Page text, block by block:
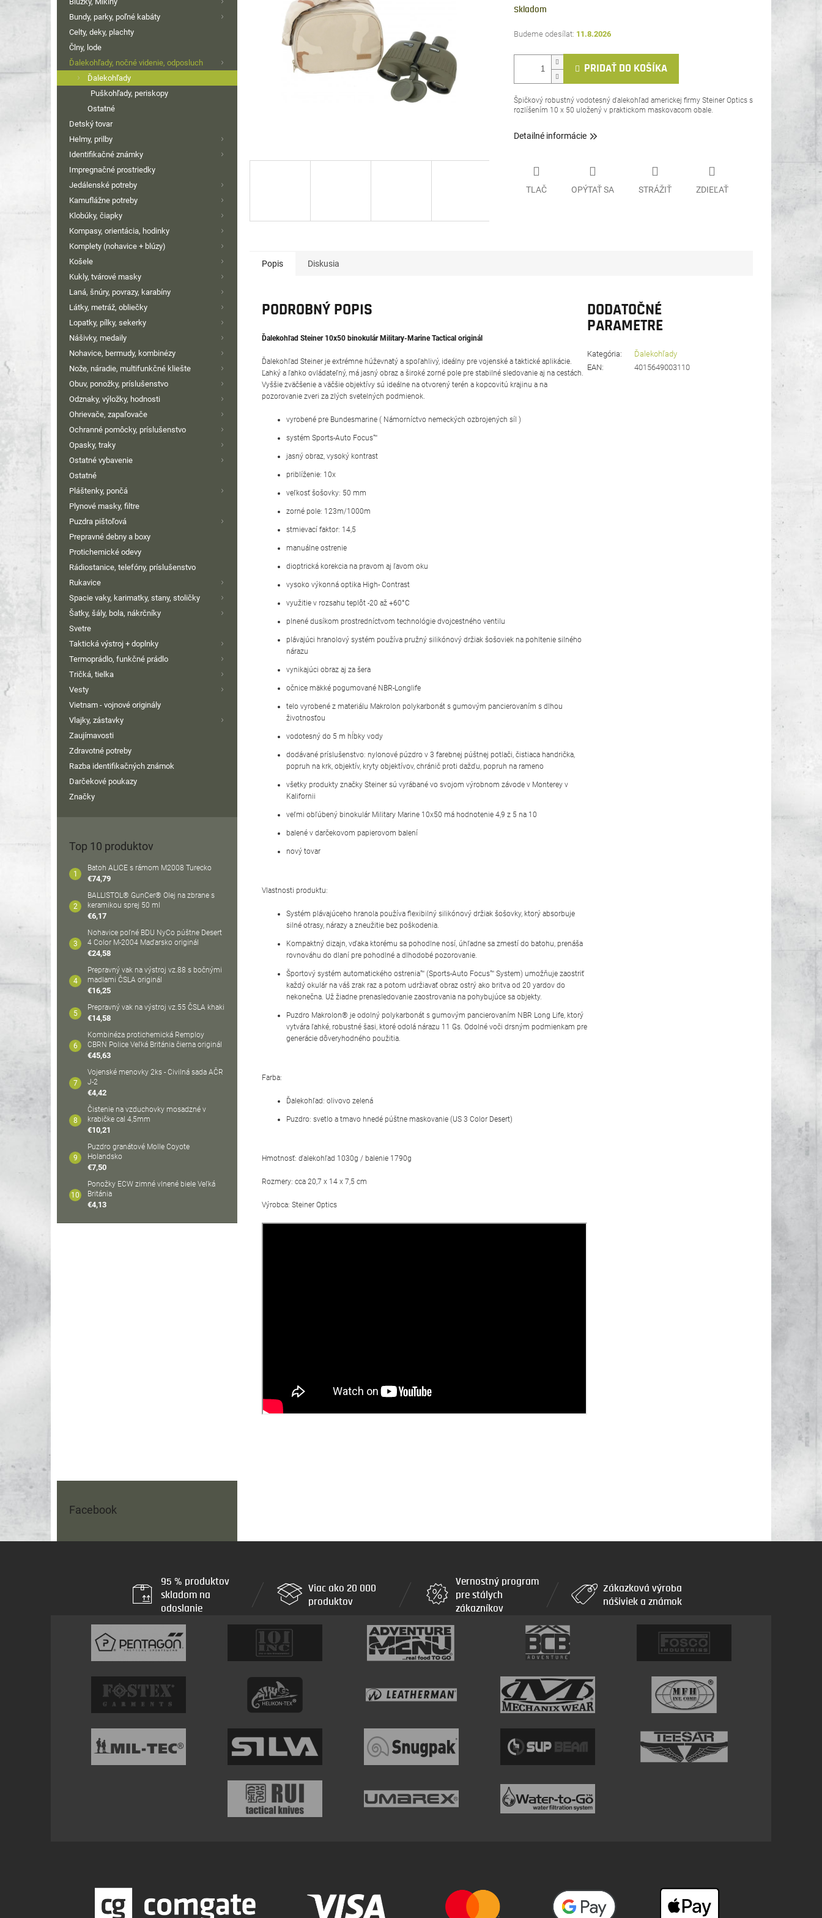
Bundy, parky, poľné kabáty
Celty, deky, plachty
Člny, lode
Ďalekohľady, nočné videnie, odposluch
Ďalekohľady
Puškohľady, periskopy
Ostatné
Detský tovar
Helmy, prilby
Identifikačné známky
Impregnačné prostriedky
Jedálenské potreby
Kamuflážne potreby
Klobúky, čiapky
Kompasy, orientácia, hodinky
Komplety (nohavice + blúzy)
Košele
Kukly, tvárové masky
Laná, šnúry, povrazy, karabíny
Látky, metráž, obliečky
Lopatky, pílky, sekerky
Nášivky, medaily
Nohavice, bermudy, kombinézy
Nože, náradie, multifunkčné kliešte
Obuv, ponožky, príslušenstvo
Odznaky, výložky, hodnosti
Ohrievače, zapaľovače
Ochranné pomôcky, príslušenstvo
Opasky, traky
Ostatné vybavenie
Ostatné
Pláštenky, pončá
Plynové masky, filtre
Puzdra pištoľová
Prepravné debny a boxy
Protichemické odevy
Rádiostanice, telefóny, príslušenstvo
Rukavice
Spacie vaky, karimatky, stany, stoličky
Šatky, šály, bola, nákrčníky
Svetre
Taktická výstroj + doplnky
Termoprádlo, funkčné prádlo
Tričká, tielka
Vesty
Vietnam - vojnové originály
Vlajky, zástavky
Zaujímavosti
Zdravotné potreby
Razba identifikačných známok
Darčekové poukazy
Značky
Top 10 produktov
Batoh ALICE s rámom M2008 Turecko
€74,79
BALLISTOL® GunCer® Olej na zbrane s
keramikou sprej 50 ml
€6,17
Nohavice poľné BDU NyCo púštne Desert
4 Color M-2004 Maďarsko originál
€24,58
Prepravný vak na výstroj vz.88 s bočnými
madlami ČSLA originál
€16,25
Prepravný vak na výstroj vz.55 ČSLA khaki
€14,58
Kombinéza protichemická Remploy
CBRN Police Veľká Británia čierna originál
€45,63
Vojenské menovky 2ks - Civilná sada AČR
J-2
€4,42
Čistenie na vzduchovky mosadzné v
krabičke cal 4,5mm
€10,21
Puzdro granátové Molle Coyote
Holandsko
€7,50
Ponožky ECW zimné vlnené biele Veľká
Británia
€4,13
Facebook
cena:
Skladom
11.8.2026
PRIDAŤ DO KOŠÍKA
Špičkový robustný vodotesný ďalekohľad americkej firmy Steiner Optics s
rozlíšením 10 x 50 uložený v praktickom maskovacom obale.
Detailné informácie
TLAČ OPÝTAŤ SA STRÁŽIŤ ZDIEĽAŤ
Popis Diskusia
PODROBNÝ POPIS
Ďalekohľad Steiner 10x50 binokulár Military-Marine Tactical originál
Ďalekohľad Steiner je extrémne húževnatý a spoľahlivý, ideálny pre vojenské a taktické aplikácie.
Ľahký a ľahko ovládateľný, má jasný obraz a široké zorné pole pre stabilné sledovanie aj na cestách.
Vyššie zväčšenie a väčšie objektívy sú ideálne na otvorený terén a kopcovitú krajinu a na
pozorovanie zveri za zlých svetelných podmienok.
vyrobené pre Bundesmarine ( Námorníctvo nemeckých ozbrojených síl )
systém Sports-Auto Focus™
jasný obraz, vysoký kontrast
priblíženie: 10x
veľkosť šošovky: 50 mm
zorné pole: 123m/1000m
stmievací faktor: 14,5
manuálne ostrenie
dioptrická korekcia na pravom aj ľavom oku
vysoko výkonná optika High- Contrast
využitie v rozsahu teplôt -20 až +60°C
plnené dusíkom prostredníctvom technológie dvojcestného ventilu
plávajúci hranolový systém používa pružný silikónový držiak šošoviek na pohltenie silného
nárazu
vynikajúci obraz aj za šera
očnice mäkké pogumované NBR-Longlife
telo vyrobené z materiálu Makrolon polykarbonát s gumovým pancierovaním s dlhou
životnosťou
vodotesný do 5 m hĺbky vody
dodávané príslušenstvo: nylonové púzdro v 3 farebnej púštnej potlači, čistiaca handrička,
popruh na krk, objektív, kryty objektívov, chránič proti dažďu, popruh na rameno
všetky produkty značky Steiner sú vyrábané vo svojom výrobnom závode v Monterey v
Kalifornii
veľmi obľúbený binokulár Military Marine 10x50 má hodnotenie 4,9 z 5 na 10
balené v darčekovom papierovom balení
nový tovar
Vlastnosti produktu:
Systém plávajúceho hranola používa flexibilný silikónový držiak šošovky, ktorý absorbuje
silné otrasy, nárazy a zneužitie bez poškodenia.
Kompaktný dizajn, vďaka ktorému sa pohodlne nosí, úhľadne sa zmestí do batohu, prenáša
rovnováhu do dlaní pre pohodlné a dlhodobé pozorovanie.
Športový systém automatického ostrenia™ (Sports-Auto Focus™ System) umožňuje zaostriť
každý okulár na váš zrak raz a potom udržiavať obraz ostrý ako britva od 20 yardov do
nekonečna. Už žiadne prenasledovanie zaostrovania na pohybujúce sa objekty.
Puzdro Makrolon® je odolný polykarbonát s gumovým pancierovaním NBR Long Life, ktorý
vytvára ľahké, robustné šasi, ktoré odolá nárazu 11 Gs. Odolné voči drsným podmienkam pre
generácie dôveryhodného použitia.
Farba:
Ďalekohľad: olivovo zelená
Puzdro: svetlo a tmavo hnedé púštne maskovanie (US 3 Color Desert)
Hmotnosť: ďalekohľad 1030g / balenie 1790g
Rozmery: cca 20,7 x 14 x 7,5 cm
Výrobca: Steiner Optics
DODATOČNÉ
PARAMETRE
Kategória:
Ďalekohľady
EAN: 4015649003110
95 % produktov
skladom na
odoslanie
Viac ako 20 000
produktov
Vernostný program
pre stálych
zákazníkov
Zákazková výroba
nášiviek a známok